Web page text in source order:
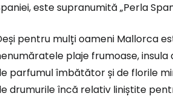
este supranumită „Perla
pentru mulți oameni Mallorca
plaje frumoase,
parfumul îmbătător și de florile
drumurile încă relativ liniștite
...